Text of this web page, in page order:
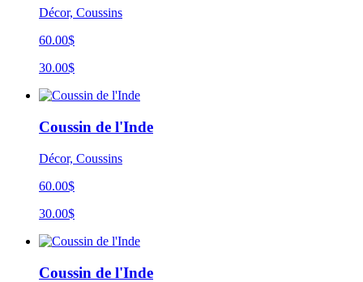
Décor, Coussins
60.00$
30.00$
Coussin de l'Inde
Décor, Coussins
60.00$
30.00$
Coussin de l'Inde